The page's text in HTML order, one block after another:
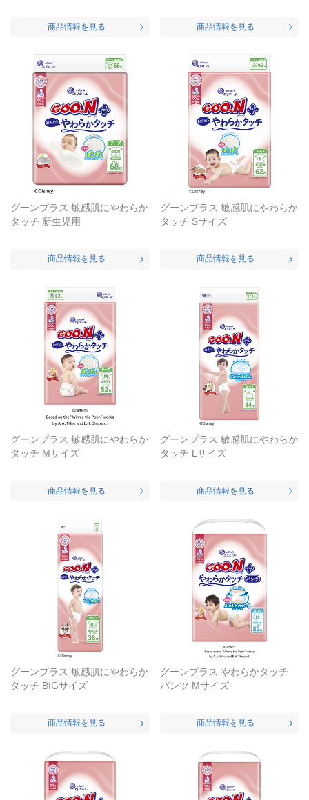
商品情報を見る 商品情報を見る
グーンプラス 敏感肌にやわらか
タッチ 新生児用
商品情報を見る
グーンプラス 敏感肌にやわらか
タッチ Sサイズ
商品情報を見る
グーンプラス 敏感肌にやわらか
タッチ Mサイズ
商品情報を見る
グーンプラス 敏感肌にやわらか
タッチ Lサイズ
商品情報を見る
グーンプラス 敏感肌にやわらか
タッチ BIGサイズ
商品情報を見る
グーンプラス やわらかタッチ
パンツ Mサイズ
商品情報を見る